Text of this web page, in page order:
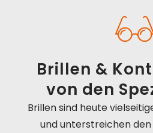
Brillen &
von den
Brillen sind heute
und unterstreichen